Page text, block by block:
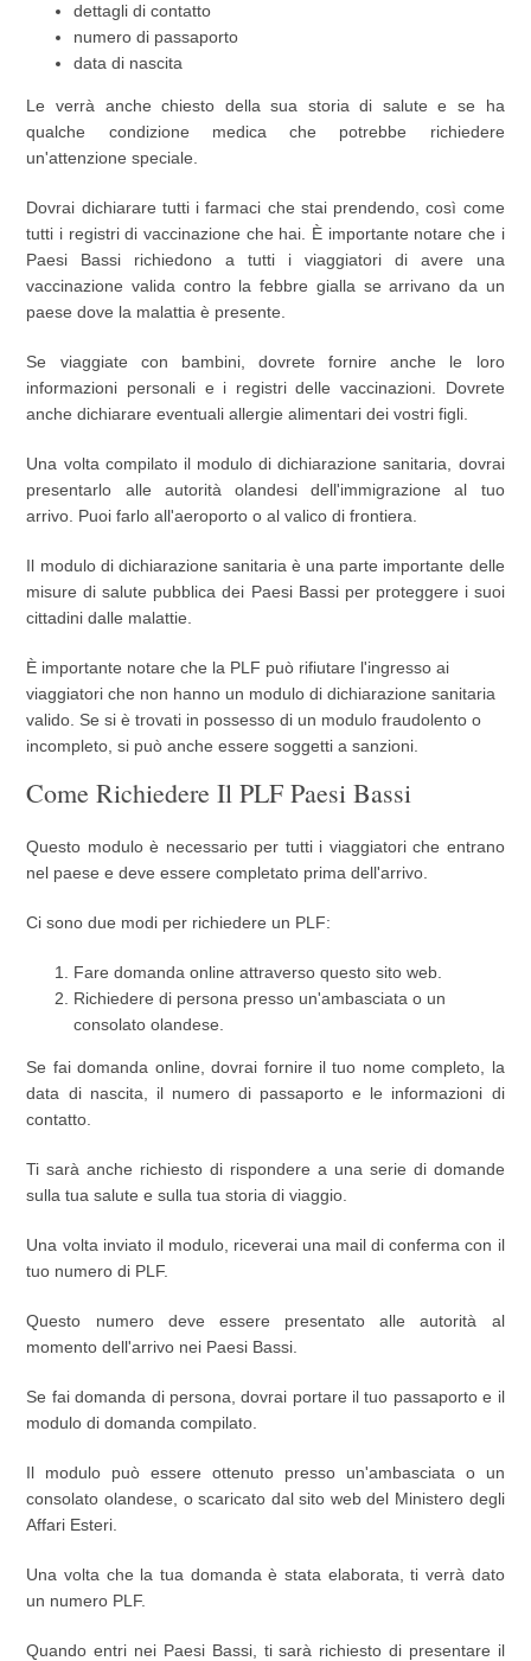
dettagli di contatto
numero di passaporto
data di nascita
Le verrà anche chiesto della sua storia di salute e se ha
qualche condizione medica che potrebbe richiedere
un'attenzione speciale.
Dovrai dichiarare tutti i farmaci che stai prendendo, così come
tutti i registri di vaccinazione che hai. È importante notare che i
Paesi Bassi richiedono a tutti i viaggiatori di avere una
vaccinazione valida contro la febbre gialla se arrivano da un
paese dove la malattia è presente.
Se viaggiate con bambini, dovrete fornire anche le loro
informazioni personali e i registri delle vaccinazioni. Dovrete
anche dichiarare eventuali allergie alimentari dei vostri figli.
Una volta compilato il modulo di dichiarazione sanitaria, dovrai
presentarlo alle autorità olandesi dell'immigrazione al tuo
arrivo. Puoi farlo all'aeroporto o al valico di frontiera.
Il modulo di dichiarazione sanitaria è una parte importante delle
misure di salute pubblica dei Paesi Bassi per proteggere i suoi
cittadini dalle malattie.
È importante notare che la PLF può rifiutare l'ingresso ai
viaggiatori che non hanno un modulo di dichiarazione sanitaria
valido. Se si è trovati in possesso di un modulo fraudolento o
incompleto, si può anche essere soggetti a sanzioni.
Come Richiedere Il PLF Paesi Bassi
Questo modulo è necessario per tutti i viaggiatori che entrano
nel paese e deve essere completato prima dell'arrivo.
Ci sono due modi per richiedere un PLF:
Fare domanda online attraverso questo sito web.
Richiedere di persona presso un'ambasciata o un
consolato olandese.
Se fai domanda online, dovrai fornire il tuo nome completo, la
data di nascita, il numero di passaporto e le informazioni di
contatto.
Ti sarà anche richiesto di rispondere a una serie di domande
sulla tua salute e sulla tua storia di viaggio.
Una volta inviato il modulo, riceverai una mail di conferma con il
tuo numero di PLF.
Questo numero deve essere presentato alle autorità al
momento dell'arrivo nei Paesi Bassi.
Se fai domanda di persona, dovrai portare il tuo passaporto e il
modulo di domanda compilato.
Il modulo può essere ottenuto presso un'ambasciata o un
consolato olandese, o scaricato dal sito web del Ministero degli
Affari Esteri.
Una volta che la tua domanda è stata elaborata, ti verrà dato
un numero PLF.
Quando entri nei Paesi Bassi, ti sarà richiesto di presentare il